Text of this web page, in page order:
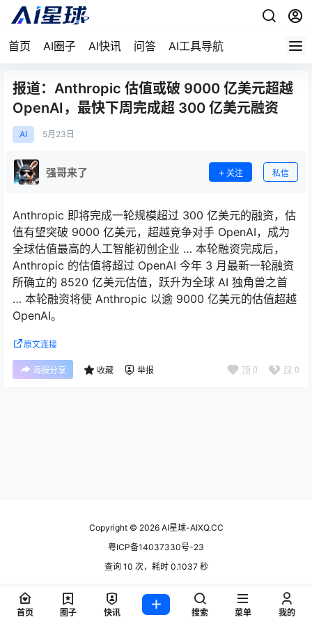
首页 AI圈子 AI快讯 问答 AI工具导航
报道：Anthropic 估值或破 9000 亿美元超越
OpenAI，最快下周完成超 300 亿美元融资
AI 5月 23日
强哥来了 关注 私信
Anthropic 即将完成一轮规模超过 300 亿美元的融资，估
值有望突破 9000 亿美元，超越竞争对手 OpenAI，成为
全球估值最高的人工智能初创企业 … 本轮融资完成后，
Anthropic 的估值将超过 OpenAI 今年 3 月最新一轮融资
所确立的 8520 亿美元估值，跃升为全球 AI 独角兽之首
… 本轮融资将使 Anthropic 以逾 9000 亿美元的估值超越
OpenAI。
原文连接
海报分享 收藏 举报 顶 0 踩 0
Copyright © 2026AI星球-AIXQ.CC
粤ICP备14037330号-23
查询 10 次，耗时 0.1037 秒
首页 圈子 快讯 搜索 菜单 我的